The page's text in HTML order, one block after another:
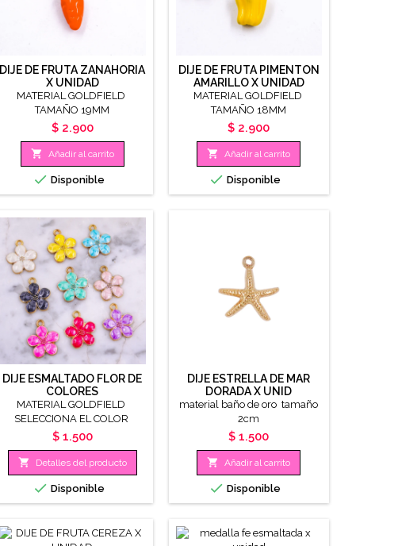
DIJE DE FRUTA ZANAHORIA
X UNIDAD
MATERIAL GOLDFIELD
TAMAÑO 19MM
Precio
$ 2.900
 Añadir al carrito
 Disponible
DIJE DE FRUTA PIMENTON
AMARILLO X UNIDAD
MATERIAL GOLDFIELD
TAMAÑO 18MM
Precio
$ 2.900
 Añadir al carrito
 Disponible
DIJE ESMALTADO FLOR DE
COLORES
MATERIAL GOLDFIELD
SELECCIONA EL COLOR
TAMAÑO 17MM
Precio
$ 1.500
 Detalles del producto
 Disponible
DIJE ESTRELLA DE MAR
DORADA X UNID
material baño de oro tamaño
2cm
Precio
$ 1.500
 Añadir al carrito
 Disponible